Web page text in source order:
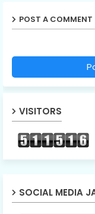
POST A COMMENT
VISITORS
SOCIAL MEDIA